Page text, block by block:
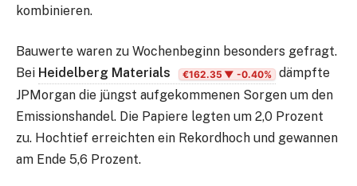
kombinieren.
Bauwerte waren zu Wochenbeginn besonders gefragt.
Bei Heidelberg Materials €162.35 ▼ -0.40% dämpfte
JPMorgan die jüngst aufgekommenen Sorgen um den
Emissionshandel. Die Papiere legten um 2,0 Prozent
zu. Hochtief erreichten ein Rekordhoch und gewannen
am Ende 5,6 Prozent.